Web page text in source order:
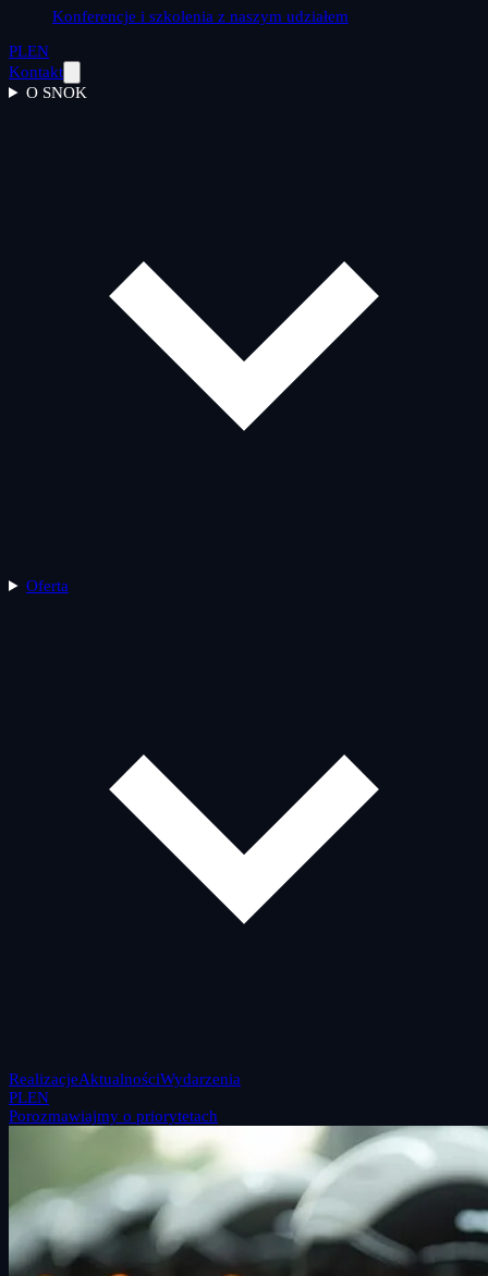
Konferencje i szkolenia z naszym udziałem
PLEN
Kontakt
O SNOK
Oferta
RealizacjeAktualnościWydarzenia
PLEN
Porozmawiajmy o priorytetach